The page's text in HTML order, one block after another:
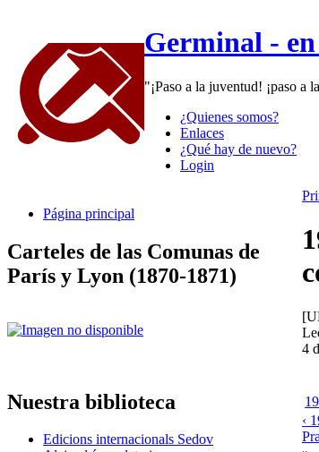
Germinal -
"¡Paso a la juventud! ¡paso a
¿Quienes somos?
Enlaces
¿Qué hay de nuevo?
Login
Página principal
Carteles de las Comunas de
París y Lyon (1870-1871)
Nuestra biblioteca
Edicions internacionals Sedov
4
‹